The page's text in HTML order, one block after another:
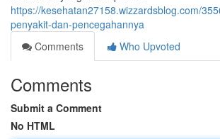
https://kesehatan27158.wizzardsblog.com/
penyakit-dan-pencegahannya
Comments
Who Upvoted
Comments
Submit a Comment
No HTML